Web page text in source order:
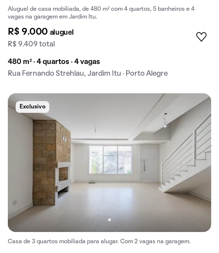
Aluguel de casa mobiliada, de 480 m² com 4 quartos, 5 banheiros e 4
vagas na garagem em Jardim Itu.
R$ 9.000 aluguel
R$ 9.409 total
480 m² · 4 quartos · 4 vagas
Rua Fernando Strehlau, Jardim Itu · Porto Alegre
Exclusivo
Casa de 3 quartos mobiliada para alugar. Com 2 vagas na garagem.